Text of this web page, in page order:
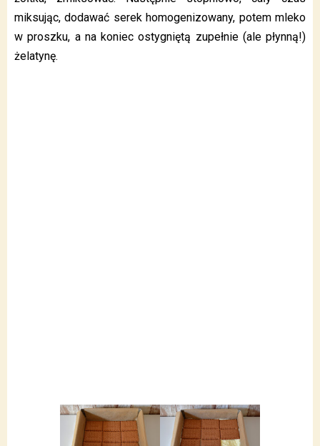
miksując, dodawać serek homogenizowany, potem mleko
w proszku, a na koniec ostygniętą zupełnie (ale płynną!)
żelatynę.